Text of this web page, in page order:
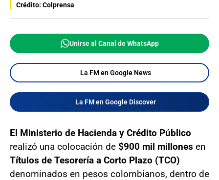
Crédito: Colprensa
Unirse al Canal de WhatsApp
La FM en Google News
La FM en Google Discover
El Ministerio de Hacienda y Crédito Público
realizó una colocación de $900 mil millones en
Títulos de Tesorería a Corto Plazo (TCO)
denominados en pesos colombianos, dentro de